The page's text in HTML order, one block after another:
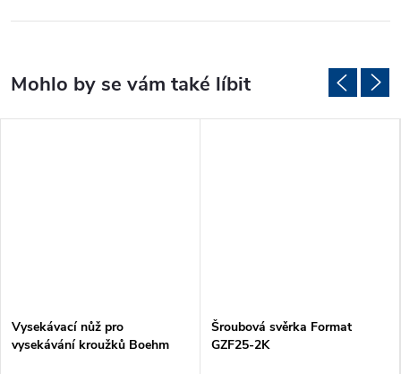
Vysekávací nůž pro
vysekávání kroužků Boehm
Šroubová svěrka Format
GZF25-2K